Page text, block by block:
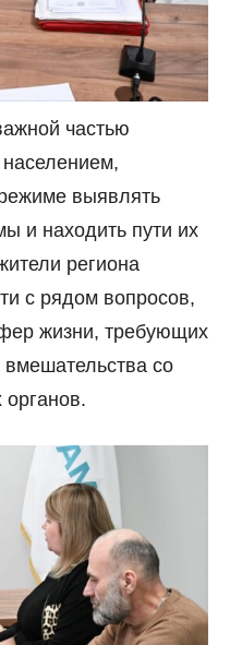
частью
выявлять
и находить пути их
региона
с рядом вопросов,
жизни, требующих
со
органов.